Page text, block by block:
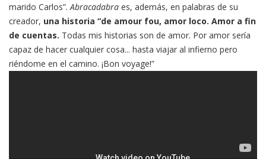
marido Carlos”.Abracadabra es, además, en palabras de su
creador, una historia “de amour fou, amor loco. Amor a fin
de cuentas. Todas mis historias son de amor. Por amor sería
capaz de hacer cualquier cosa... hasta viajar al infierno pero
riéndome en el camino. ¡Bon voyage!”